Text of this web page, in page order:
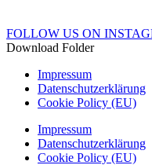
FOLLOW US ON
Download Folder
Impressum
Datenschutzerklärung
Cookie Policy (EU)
Impressum
Datenschutzerklärung
Cookie Policy (EU)